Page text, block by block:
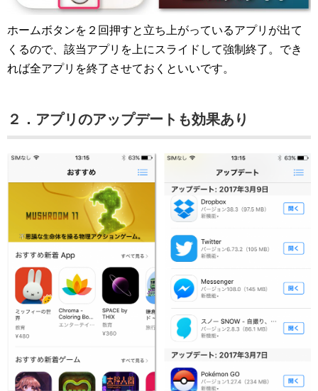
ホームボタンを２回押すと立ち上がっているアプリが出て
くるので、該当アプリを上にスライドして強制終了。でき
れば全アプリを終了させておくといいです。
２．アプリのアップデートも効果あり